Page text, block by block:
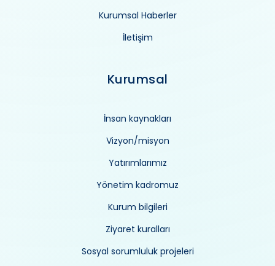
Kurumsal Haberler
İletişim
Kurumsal
İnsan kaynakları
Vizyon/misyon
Yatırımlarımız
Yönetim kadromuz
Kurum bilgileri
Ziyaret kuralları
Sosyal sorumluluk projeleri